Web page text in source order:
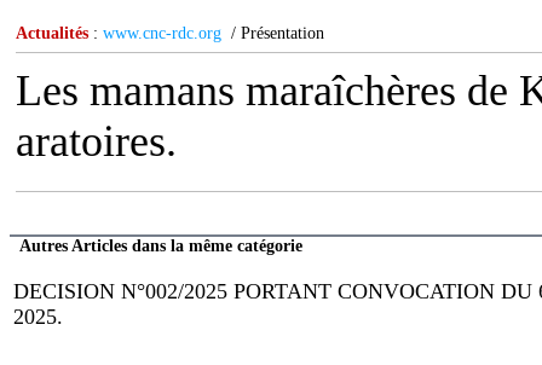
Actualités : www.cnc-rdc.org / Présentation
Les mamans maraîchères
aratoires.
Autres Articles dans la même catégorie
DECISION N°002/2025 PORTANT CONVOCATION
2025.